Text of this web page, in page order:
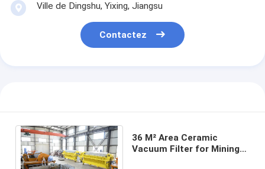
Ville de Dingshu, Yixing, Jiangsu
Contactez
36 M² Area Ceramic
Vacuum Filter for Mining